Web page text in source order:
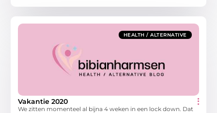
HEALTH / ALTERNATIVE
Vakantie 2020
We zitten momenteel al bijna 4 weken in een lock down. Dat